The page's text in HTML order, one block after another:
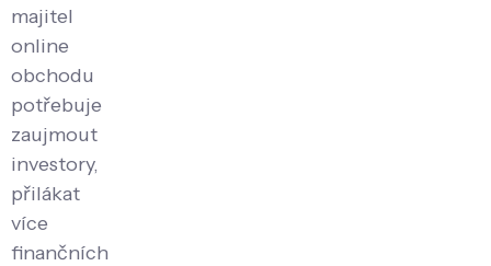
majitel
online
obchodu
potřebuje
zaujmout
investory,
přilákat
více
finančních